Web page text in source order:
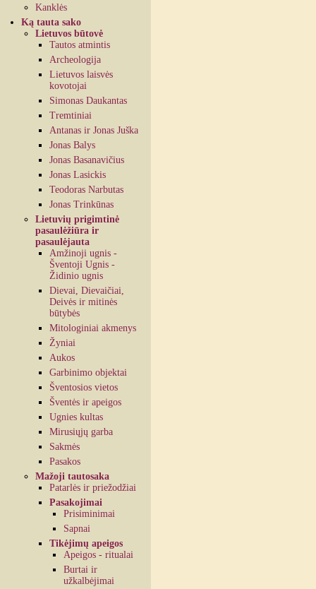
Kanklės
Ką tauta sako
Lietuvos būtovė
Tautos atmintis
Archeologija
Lietuvos laisvės
kovotojai
Simonas Daukantas
Tremtiniai
Antanas ir Jonas Juška
Jonas Balys
Jonas Basanavičius
Jonas Lasickis
Teodoras Narbutas
Jonas Trinkūnas
Lietuvių prigimtinė
pasaulėžiūra ir
pasaulėjauta
Amžinoji ugnis -
Šventoji Ugnis -
Židinio ugnis
Dievai, Dievaičiai,
Deivės ir mitinės
būtybės
Mitologiniai akmenys
Žyniai
Aukos
Garbinimo objektai
Šventosios vietos
Šventės ir apeigos
Ugnies kultas
Mirusiųjų garba
Sakmės
Pasakos
Mažoji tautosaka
Patarlės ir priežodžiai
Pasakojimai
Prisiminimai
Sapnai
Tikėjimų apeigos
Apeigos - ritualai
Burtai ir
užkalbėjimai